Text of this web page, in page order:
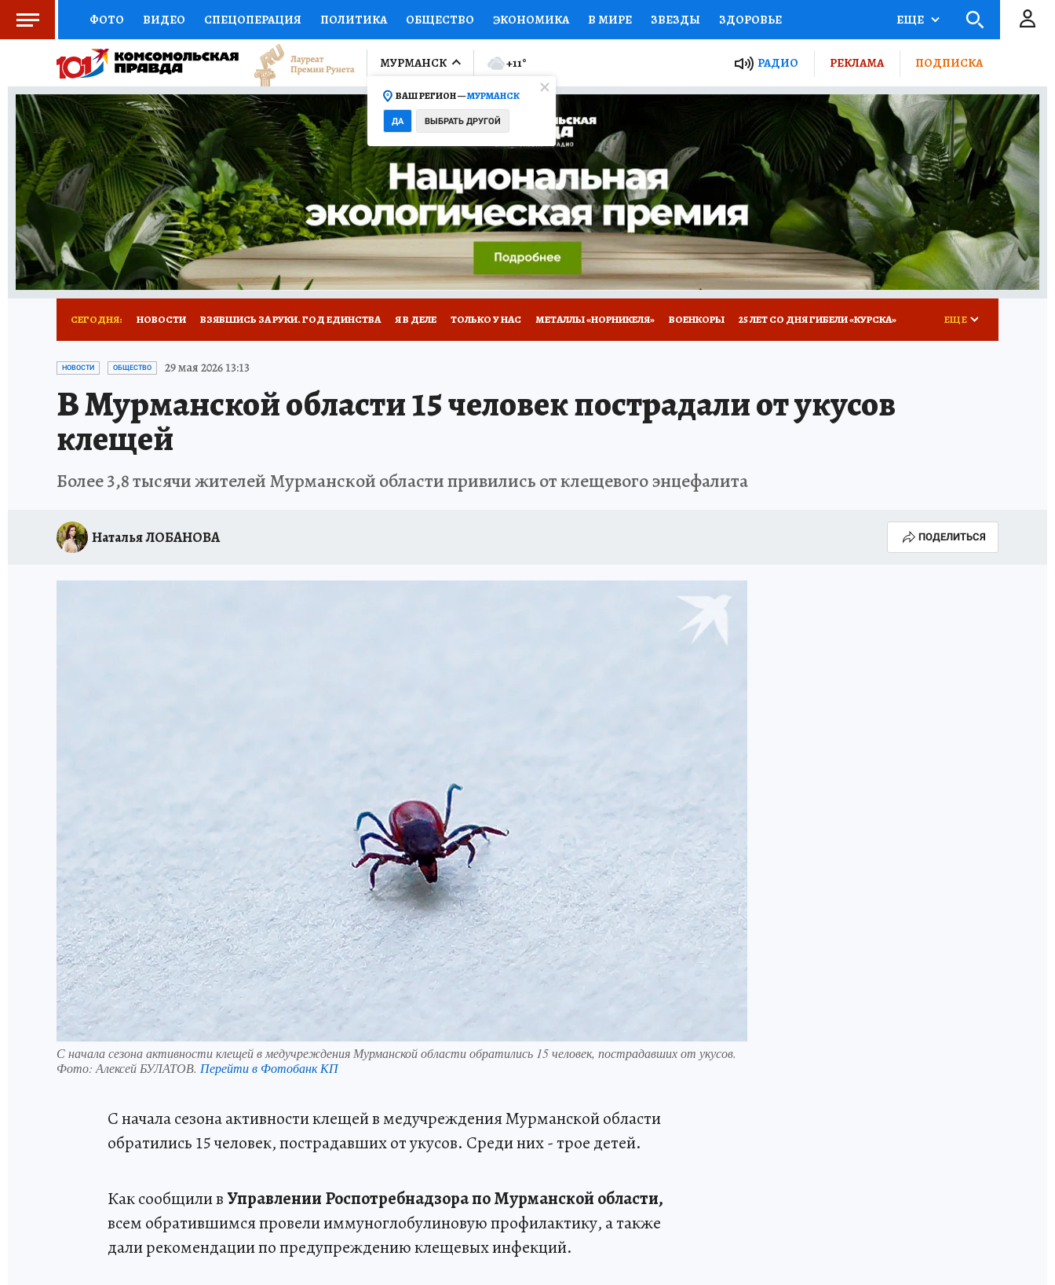
ФОТО ВИДЕО СПЕЦОПЕРАЦИЯ ПОЛИТИКА ОБЩЕСТВО ЭКОНОМИКА В МИРЕ ЗВЕЗДЫ ЗДОРОВЬЕ
СОЦПОДДЕРЖКА НАУКА СПОРТ КОЛУМНИСТЫ ПРОИСШЕСТВИЯ НАЦИОНАЛЬНЫЕ ПРОЕКТЫ РОССИИ
ВЫБОР ЭКСПЕРТОВ ДОКТОР ФИНАНСЫ ОТКРЫВАЕМ МИР Я ЗНАЮ СЕМЬЯ ЖЕНСКИЕ СЕКРЕТЫ ПУТЕВОДИТЕЛЬ
КНИЖНАЯ ПОЛКА ПРОГНОЗЫ НА СПОРТ ПРОМОКОДЫ СЕРИАЛЫ СПЕЦПРОЕКТЫ ДЕФИЦИТ ЖЕЛЕЗА ТУРИЗМ
ПРЕСС-ЦЕНТР НЕДВИЖИМОСТЬ ТЕЛЕВИЗОР КОЛЛЕКЦИИ КОНКУРСЫ РАБОТА У НАС ГИД ПОТРЕБИТЕЛЯ ВСЕ О КП
РАДИО КП РЕКЛАМА ТЕСТЫ НОВОЕ НА САЙТЕ
ЕЩЕ
МУРМАНСК
ВАШ РЕГИОН —МУРМАНСК
ДА ВЫБРАТЬ ДРУГОЙ
+11° РАДИО РЕКЛАМА ПОДПИСКА
СЕГОДНЯ: НОВОСТИ ВЗЯВШИСЬ ЗА РУКИ. ГОД ЕДИНСТВА Я В ДЕЛЕ ТОЛЬКО У НАС МЕТАЛЛЫ «НОРНИКЕЛЯ» ВОЕНКОРЫ 25 ЛЕТ СО ДНЯ ГИБЕЛИ «КУРСКА»
УКРАИНА: СВОДКА КП В МАХ
ЗАПОВЕДНАЯ РОССИЯ ПРОИСШЕСТВИЯ АФИША ШКОЛА ЖУРНАЛИСТИКИ ИСПЫТАНО НА СЕБЕ
ЕЩЕ
НОВОСТИ ОБЩЕСТВО 29 мая 2026 13:13
В Мурманской области 15 человек пострадали от укусов
клещей
Более 3,8 тысячи жителей Мурманской области привились от клещевого энцефалита
Наталья ЛОБАНОВА ПОДЕЛИТЬСЯ
С начала сезона активности клещей в медучреждения Мурманской области обратились 15 человек, пострадавших от укусов.
Фото: Алексей БУЛАТОВ. Перейти в Фотобанк КП
С начала сезона активности клещей в медучреждения Мурманской области
обратились 15 человек, пострадавших от укусов. Среди них - трое детей.
Как сообщили в Управлении Роспотребнадзора по Мурманской области,
всем обратившимся провели иммуноглобулиновую профилактику, а также
дали рекомендации по предупреждению клещевых инфекций.